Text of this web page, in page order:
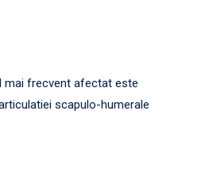
mai frecvent afectat este
scapulo-humerale